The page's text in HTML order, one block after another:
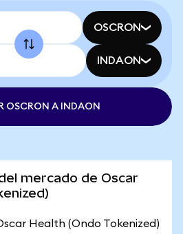
OSCRON
INDAON
OSCRON A INDAON
mercado de Oscar
Health (Ondo Tokenized)